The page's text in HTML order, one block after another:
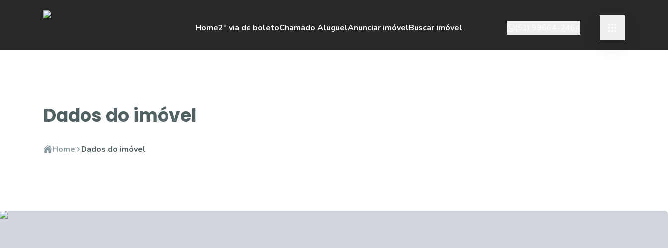
Home2º via de boletoChamado AluguelAnunciar imóvelBuscar imóvel
Dados do imóvel
Home Dados do imóvel